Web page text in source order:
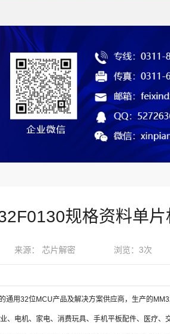
规格资料单片
来源： 芯片解密 浏览：3次
通用32位MCU产品及解决方案供应商，生产的
、电机、家电、消费玩具、手机平板配件、医疗、